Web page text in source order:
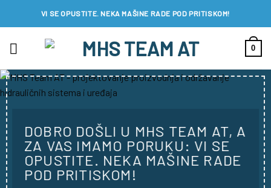
VI SE OPUSTITE. NEKA MAŠINE RADE POD PRITISKOM!
0
DOBRO DOŠLI U MHS TEAM AT, A
ZA VAS IMAMO PORUKU: VI SE
OPUSTITE. NEKA MAŠINE RADE
POD PRITISKOM!